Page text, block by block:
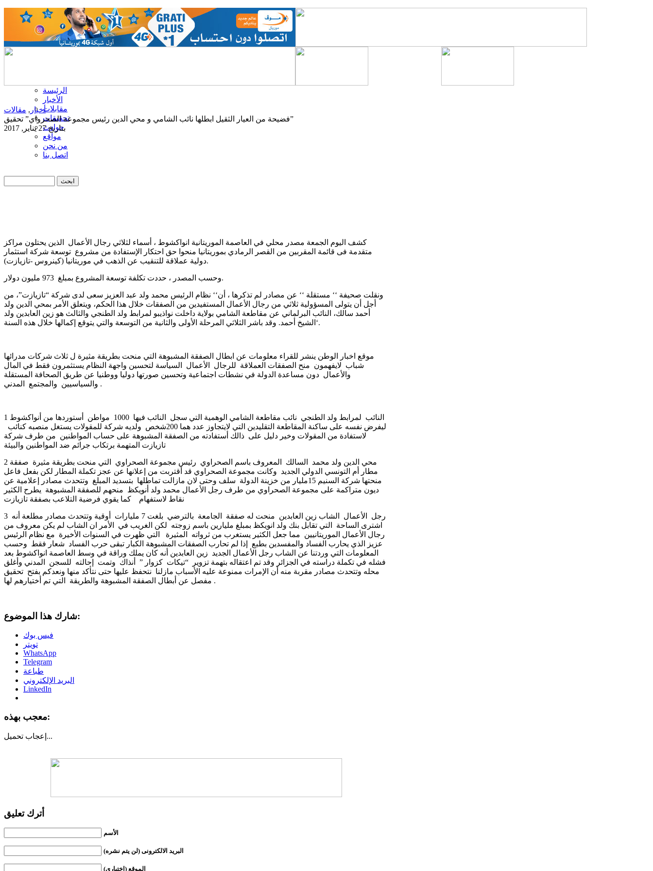
الرئيسة
الأخبار
مقابلات
تحقيقات
حوادث
مواقع
من نحن
اتصل بنا
أخبار , مقالات
فضيحة من العيار الثقيل ابطلها نائب الشامي و محي الدين رئيس مجموعة الصحرواي” تحقيق”
بتاريخ 27 يناير, 2017
كشف اليوم الجمعة مصدر محلي في العاصمة الموريتانية انواكشوط ، أسماء لثلاثي رجال الأعمال الذين يحتلون مراكز
متقدمة فى قائمة المقربين من القصر الرمادي بموريتانيا منحوا حق احتكار الإستفادة من مشروع توسعة شركة استثمار
دولية عملاقة للتنقيب عن الذهب في موريتانيا (كينروس -تازيازت).
وحسب المصدر ، حددت تكلفة توسعة المشروع بمبلغ 973 مليون دولار.
ونقلت صحيفة ‘‘ مستقلة ‘‘ عن مصادر لم تذكرها ، أن‘‘ نظام الرئيس محمد ولد عبد العزيز سعى لدى شركة “تازيازت”، من
أجل أن يتولى المسؤولية ثلاثي من رجال الأعمال المستفيدين من الصفقات خلال هذا الحكم، ويتعلق الأمر بمحي الدين ولد
أحمد سالك، النائب البرلماني عن مقاطعة الشامي بولاية داخلت نواذيبو لمرابط ولد الطنجي والثالث هو زين العابدين ولد
الشيخ أحمد. وقد باشر الثلاثي المرحلة الأولى والثانية من التوسعة والتي يتوقع إكمالها خلال هذه السنة‘.
موقع اخبار الوطن ينشر للقراء معلومات عن ابطال الصفقة المشبوهة التي منحت بطريقة مثيرة ل ثلاث شركات مدرائها
شباب لايفهمون منح الصفقات العملاقة للرجال الأعمال السياسة لتحسين واجهة النظام يستثمرون فقط في المال
والأعمال دون مساعدة الدولة في نشطات اجتماعية وتحسين صورتها دوليا ووطنيا عن طريق الصحافة المستقلة
والسياسيين والمجتمع المدني .
1 النائب لمرابط ولد الطنجي نائب مقاطعة الشامي الوهمية التي سجل النائب فيها 1000 مواطن أستوردها من أنواكشوط
ليفرض نفسه على ساكنة المقاطعة التقليدين التي لايتجاوز عدد هما 200شخص ولديه شركة للمقولات يستغل منصبه كنائب
لاستفادة من المقولات وخير دليل على ذالك أستفادته من الصفقة المشبوهة على حساب المواطنين من طرف شركة
تازيازت المتهمة برتكاب جرائم ضد المواطنين والبيئة
2 محي الدين ولد محمد السالك المعروف باسم الصحراوي رئيس مجموعة الصحراوي التي منحت بطريقة مثيرة صفقة
مطار أم التونسي الدولي الجديد وكانت مجموعة الصحراوي قد أقتربت من إعلانها عن عجز تكملة المطار لكن بفعل فاعل
منحتها شركة السنيم 15مليار من خزينة الدولة سلف وحتى لان مازالت تماطلها بتسديد المبلغ وتتحدث مصادر إعلامية عن
ديون متراكمة على مجموعة الصحراوي من طرف رجل الأعمال محمد ولد أنويكظ منحهم للصفقة المشبوهة يطرح الكثير
نقاط لاستفهام كما يقوي فرضية التلاعب بصفقة تازيازت
3 رجل الأعمال الشاب زين العابدين منحت له صفقة الجامعة بالترضي بلغت 7 مليارات أوقية وتتحدث مصادر مطلعة أنه
اشترى الساحة التي تقابل بنك ولد انويكظ بمبلغ مليارين باسم زوجته لكن الغريب في الأمر ان الشاب لم يكن معروف من
رجال الأعمال الموريتانيين مما جعل الكثير يستغرب من ثرواته المثيرة التي ظهرت في السنوات الأخيرة مع نظام الرئيس
عزيز الذي يحارب الفساد والمفسدين بطبع إذا لم تحارب الصفقات المشبوهة الكبار تبقى حرب الفساد شعار فقط وحسب
المعلومات التي وردتنا عن الشاب رجل الأعمال الجديد زين العابدين أنه كان يملك وراقة في وسط العاصمة انواكشوط بعد
فشله في تكملة دراسته في الجزائر وقد تم اعتقاله بتهمة تزوير “تيكات كزوار ” أنذاك وتمت إحالته للسجن المدني وأغلق
محله وتتحدث مصادر مقربة منه أن الإمرات ممنوعة عليه الأسباب مازلنا نتحفظ عليها حتى نتأكد منها ونعدكم بفتح تحقيق
مفصل عن أبطال الصفقة المشبوهة والطريقة التي تم أختيارهم لها .
شارك هذا الموضوع:
فيس بوك
تويتر
WhatsApp
Telegram
طباعة
البريد الإلكتروني
LinkedIn
معجب بهذه:
إعجاب تحميل...
أترك تعليق
الأسم
البريد الالكترونى (لن يتم نشره)
الموقع (اختياري)